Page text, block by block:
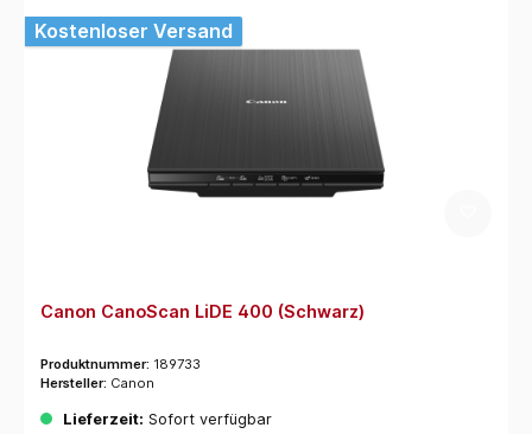
Kostenloser Versand
Canon CanoScan LiDE 400 (Schwarz)
Produktnummer: 189733
Hersteller: Canon
Lieferzeit: Sofort verfügbar